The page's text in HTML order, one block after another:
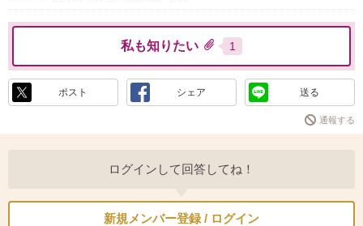
私も知りたい 1
ポスト シェア 送る
通報する
ログインして回答してね！
新規メンバー登録 / ログイン